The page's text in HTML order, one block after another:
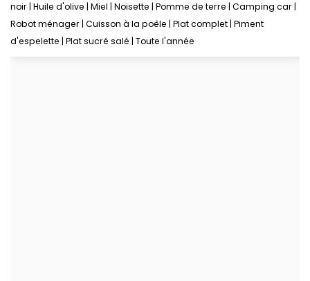
noir Huile d'olive Miel Noisette Pomme de terre Camping car
Robot ménager Cuisson à la poêle Plat complet Piment
d'espelette Plat sucré salé Toute l'année